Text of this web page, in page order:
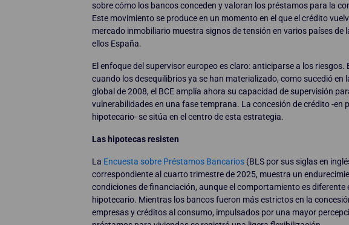
sobre cómo los bancos conceden y valoran los préstamos para la
Este movimiento se produce en un momento en el que el crédito
mercado inmobiliario muestra signos de tensión en varios países de
ellos España.
El enfoque del supervisor europeo es claro: anticiparse a los riesgos.
cuando los desequilibrios ya se han materializado, como sucedió en
global de 2008, el BCE amplía ahora su capacidad de supervisión
vulnerabilidades en una fase temprana. La concesión de crédito -en
hipotecario- se sitúa en el centro de esta estrategia.
Las hipotecas resisten
La Encuesta sobre Préstamos Bancarios (BLS por sus siglas en
correspondiente al cuarto trimestre de 2025, muestra un
condiciones de financiación, aunque el comportamiento es diferente
hipotecario. Mientras los bancos fueron más estrictos en la
empresas y créditos al consumo, impulsados por una mayor